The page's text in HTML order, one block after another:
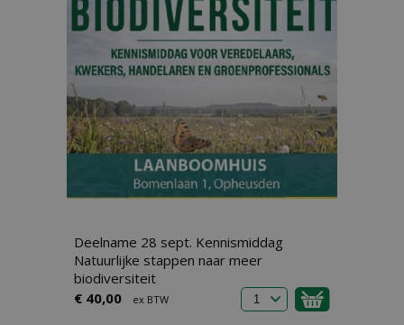
Deelname 28 sept. Kennismiddag
Natuurlijke stappen naar meer
biodiversiteit
€ 40,00
ex BTW